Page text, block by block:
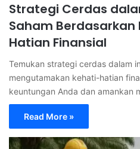
Strategi Cerdas
Saham Berdasarkan
Hatian Finansial
Temukan strategi cerdas dalam
mengutamakan kehati-hatian
keuntungan Anda dan amankan
Read More »